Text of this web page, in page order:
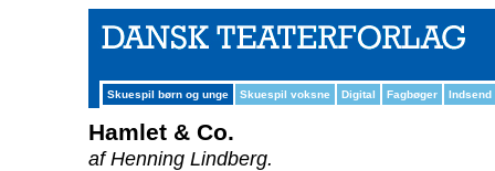
Skuespil børn og unge Skuespil voksne Digital Fagbøger Indsend
Hamlet & Co.
af Henning Lindberg.